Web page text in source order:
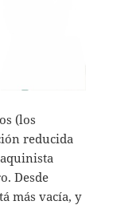
(los
reducida
Desde
más vacía, y